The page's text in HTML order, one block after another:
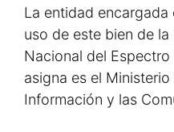
La entidad
uso de este bien de
Nacional del
asigna es el
Información y las